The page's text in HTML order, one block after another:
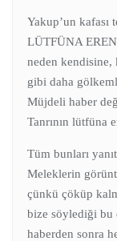
Yakup’un
LÜTFÜNA
neden kendisine,
gibi daha
Müjdeli haber
Tanrının lütfüna
Tüm bunları
Meleklerin
çünkü çöküp
bize söylediği bu
haberden sonra